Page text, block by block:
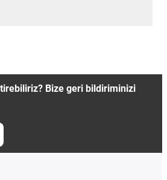
Bize geri bildiriminizi